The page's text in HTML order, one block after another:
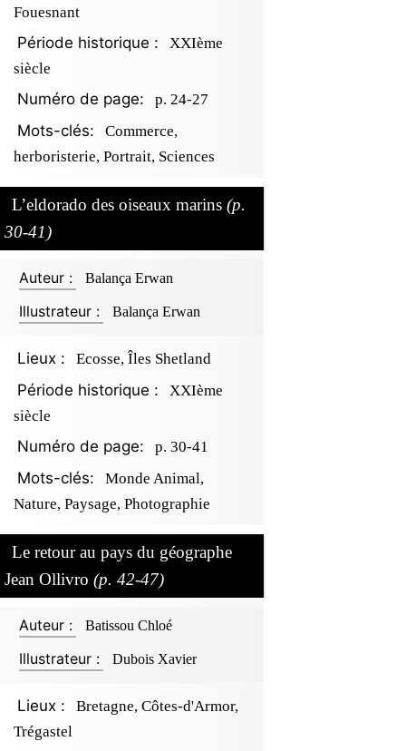
Fouesnant
Période historique :
XXIème
siècle
Numéro de page: p. 24-27
Mots-clés:
Commerce,
herboristerie, Portrait, Sciences
L’eldorado des oiseaux marins (p.
30-41)
Auteur : Balança Erwan
Illustrateur : Balança Erwan
Lieux : Ecosse, Îles Shetland
Période historique :
XXIème
siècle
Numéro de page: p. 30-41
Mots-clés:
Monde Animal,
Nature, Paysage, Photographie
Le retour au pays du géographe
Jean Ollivro (p. 42-47)
Auteur : Batissou Chloé
Illustrateur : Dubois Xavier
Lieux :
Bretagne, Côtes-d'Armor,
Trégastel